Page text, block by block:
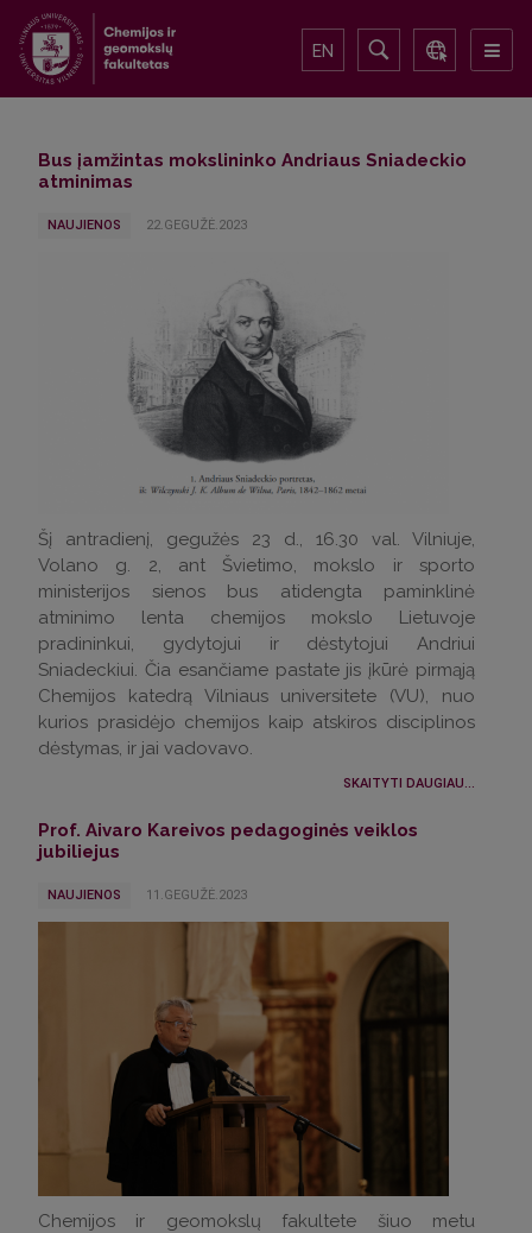
EN
Bus įamžintas mokslininko Andriaus Sniadeckio
atminimas
NAUJIENOS 22.GEGUŽĖ.2023
Šį antradienį, gegužės 23 d., 16.30 val. Vilniuje,
Volano g. 2, ant Švietimo, mokslo ir sporto
ministerijos sienos bus atidengta paminklinė
atminimo lenta chemijos mokslo Lietuvoje
pradininkui, gydytojui ir dėstytojui Andriui
Sniadeckiui. Čia esančiame pastate jis įkūrė pirmąją
Chemijos katedrą Vilniaus universitete (VU), nuo
kurios prasidėjo chemijos kaip atskiros disciplinos
dėstymas, ir jai vadovavo.
SKAITYTI DAUGIAU...
Prof. Aivaro Kareivos pedagoginės veiklos
jubiliejus
NAUJIENOS 11.GEGUŽĖ.2023
Chemijos ir geomokslų fakultete šiuo metu